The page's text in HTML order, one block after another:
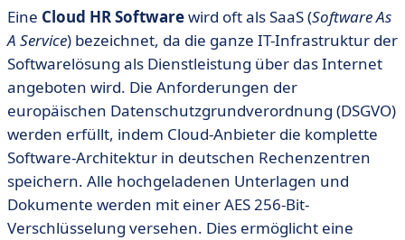
Eine Cloud HR Softwarewird oft als SaaS (Software As
A Service) bezeichnet, da die ganze IT-Infrastruktur der
Softwarelösung als Dienstleistung über das Internet
angeboten wird. Die Anforderungen der
europäischen Datenschutzgrundverordnung (DSGVO)
werden erfüllt, indem Cloud-Anbieter die komplette
Software-Architektur in deutschen Rechenzentren
speichern. Alle hochgeladenen Unterlagen und
Dokumente werden mit einer AES 256-Bit-
Verschlüsselung versehen. Dies ermöglicht eine